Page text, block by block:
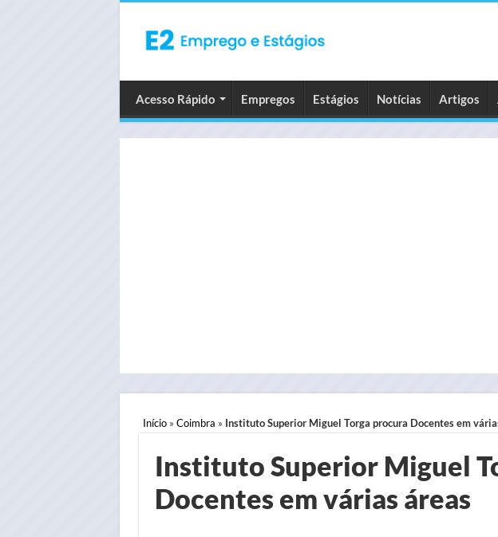
Acesso Rápido Empregos Estágios Notícias Artigos
Início» Coimbra » Instituto Superior Miguel Torga procura Docentes em
Instituto Superior Miguel
Docentes em várias áreas